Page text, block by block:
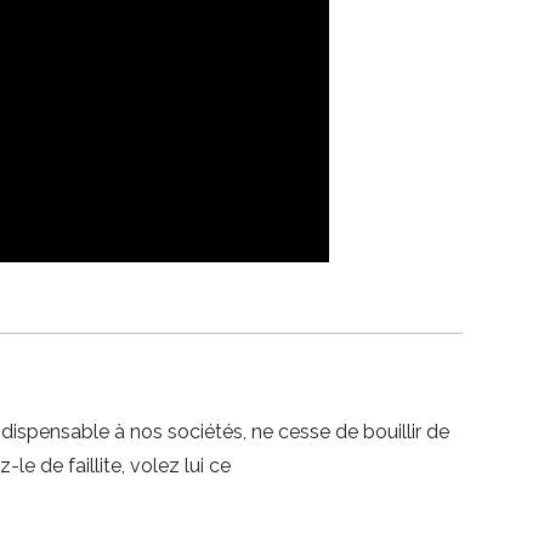
à nos sociétés, ne cesse de bouillir de
le de faillite, volez lui ce